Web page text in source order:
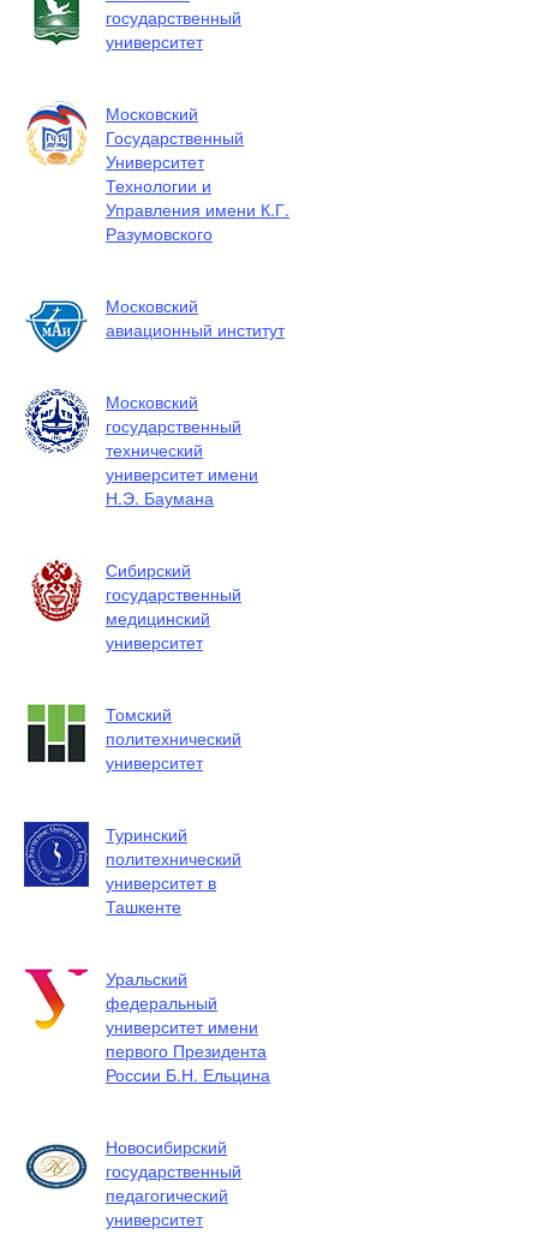
государственный
университет
Московский
Государственный
Университет
Технологии и
Управления имени К.Г.
Разумовского
Московский
авиационный институт
Московский
государственный
технический
университет имени
Н.Э. Баумана
Сибирский
государственный
медицинский
университет
Томский
политехнический
университет
Туринский
политехнический
университет в
Ташкенте
Уральский
федеральный
университет имени
первого Президента
России Б.Н. Ельцина
Новосибирский
государственный
педагогический
университет